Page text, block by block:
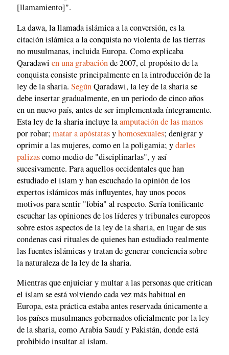
[llamamiento]".
La dawa, la llamada islámica a la conversión, es la
citación islámica a la conquista no violenta de las tierras
no musulmanas, incluida Europa. Como explicaba
Qaradawi en una grabaciónde 2007, el propósito de la
conquista consiste principalmente en la introducción de la
ley de la sharia. SegúnQaradawi, la ley de la sharia se
debe insertar gradualmente, en un periodo de cinco años
en un nuevo país, antes de ser implementada íntegramente.
Esta ley de la sharia incluye laamputación de las manos
por robar; matar a apóstatasyhomosexuales; denigrar y
oprimir a las mujeres, como en la poligamia; ydarles
palizascomo medio de "disciplinarlas", y así
sucesivamente. Para aquellos occidentales que han
estudiado el islam y han escuchado la opinión de los
expertos islámicos más influyentes, hay unos pocos
motivos para sentir "fobia" al respecto. Sería tonificante
escuchar las opiniones de los líderes y tribunales europeos
sobre estos aspectos de la ley de la sharia, en lugar de sus
condenas casi rituales de quienes han estudiado realmente
las fuentes islámicas y tratan de generar conciencia sobre
la naturaleza de la ley de la sharia.
Mientras que enjuiciar y multar a las personas que critican
el islam se está volviendo cada vez más habitual en
Europa, esta práctica estaba antes reservada únicamente a
los países musulmanes gobernados oficialmente por la ley
de la sharia, como Arabia Saudí y Pakistán, donde está
prohibido insultar al islam.